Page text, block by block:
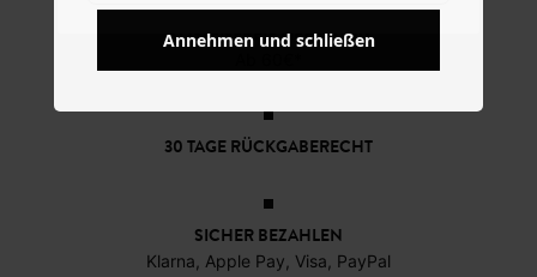
KOSTENFREIE LIEFERUNG
30 TAGE RÜCKGABERECHT
SICHER BEZAHLEN
Klarna, Apple Pay, Visa, PayPal
Annehmen und schließen